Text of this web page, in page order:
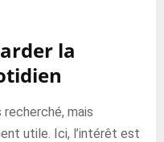
la
mais
utile. Ici, l’intérêt est